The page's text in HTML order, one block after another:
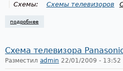
Схемы: Схемы телевизоров
подробнее
Схема телевизора
Разместил admin 22/01/2009 - 13:52